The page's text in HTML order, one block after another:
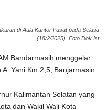
di Aula Kantor Pusat pada Selasa
(18/2/2025). Foto Dok Ist
Bandarmasih menggelar
Yani Km 2,5, Banjarmasin.
Kalimantan Selatan yang
dan Wakil Wali Kota